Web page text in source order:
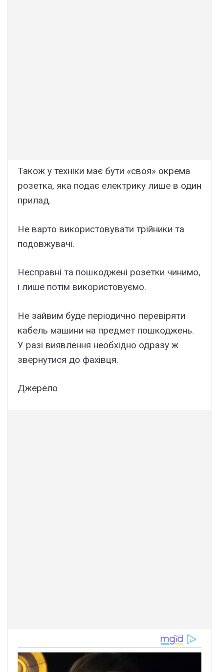
Також у техніки має бути «своя» окрема
розетка, яка подає електрику лише в один
прилад.
Не варто використовувати трійники та
подовжувачі.
Несправні та пошкоджені розетки чинимо,
і лише потім використовуємо.
Не зайвим буде періодично перевіряти
кабель машини на предмет пошкоджень.
У разі виявлення необхідно одразу ж
звернутися до фахівця.
Джерело